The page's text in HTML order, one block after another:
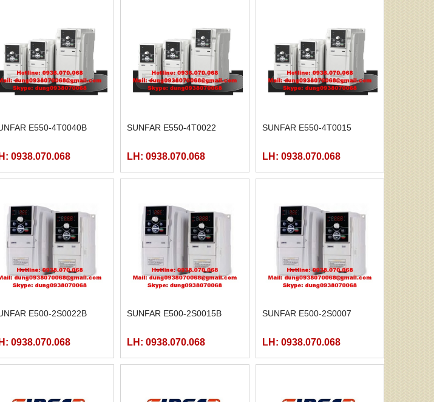
E550-4T0040B
0938.070.068
SUNFAR E550-4T0022
LH: 0938.070.068
SUNFAR E550-4T0015
LH: 0938.070.068
E500-2S0022B
0938.070.068
SUNFAR E500-2S0015B
LH: 0938.070.068
SUNFAR E500-2S0007
LH: 0938.070.068